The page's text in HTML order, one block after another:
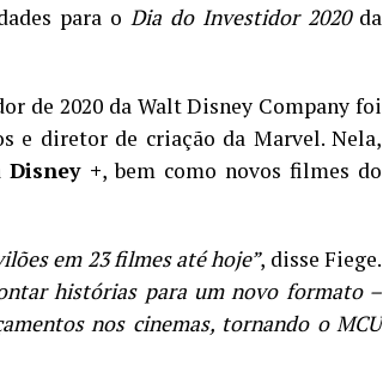
para oDia do Investidor 2020da
de 2020 da Walt Disney Company foi
e diretor de criação da Marvel. Nela,
Disney +, bem como novos filmes do
em 23 filmes até hoje”, disse Fiege.
histórias para um novo formato –
nos cinemas, tornando o MCU